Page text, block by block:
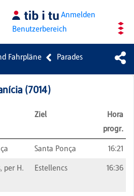
Anmelden
Benutzerbereich
Fahrpläne Parades
(7014)
Ziel
Hora
progr.
Santa Ponça 16:21
per H.
Estellencs 16:36